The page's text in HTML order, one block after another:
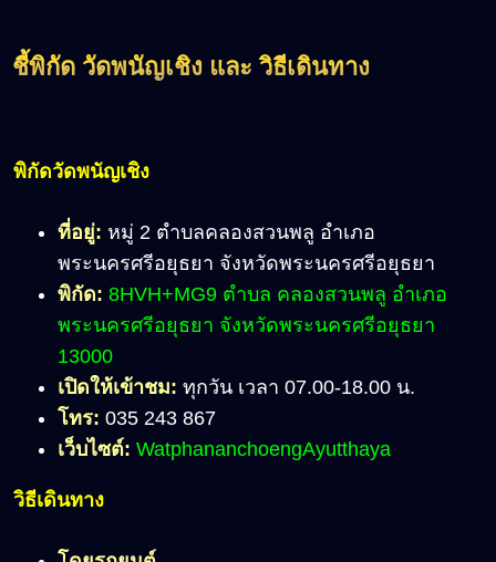
ชี้พิกัด วัดพนัญเชิง และ วิธีเดินทาง
พิกัดวัดพนัญเชิง
ที่อยู่: หมู่ 2 ตำบลคลองสวนพลู อำเภอ
พระนครศรีอยุธยา จังหวัดพระนครศรีอยุธยา
พิกัด: 8HVH+MG9 ตำบล คลองสวนพลู อำเภอ
พระนครศรีอยุธยา จังหวัดพระนครศรีอยุธยา
13000
เปิดให้เข้าชม: ทุกวัน เวลา 07.00-18.00 น.
โทร: 035 243 867
เว็บไซต์: WatphananchoengAyutthaya
วิธีเดินทาง